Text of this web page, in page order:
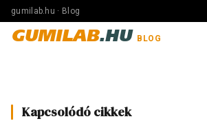
gumilab.hu · Blog
GUMILAB.HU BLOG
Kapcsolódó cikkek